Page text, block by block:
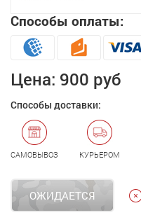
Способы оплаты:
Цена: 900 руб
Способы доставки:
САМОВЫВОЗ КУРЬЕРОМ
ОЖИДАЕТСЯ